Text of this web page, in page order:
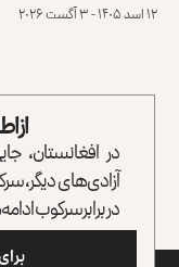
۱۲ اسد ۱۴۰۵ - ۳ آگست ۲۰۲۶
از
در افغانستان،
آزادی‌های دیگر،
در برابر سرکوب